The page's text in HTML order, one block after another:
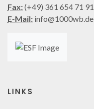
Fax:(+49) 361 654 71 91
E-Mail: info@1000wb.de
LINKS